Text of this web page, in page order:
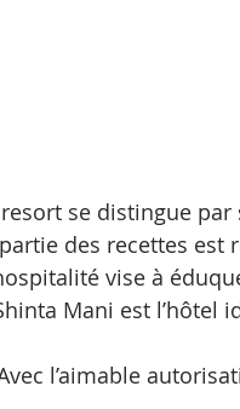
se distingue
des recettes est
vise à
Mani est
l’aimable